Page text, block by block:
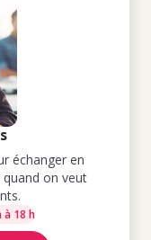
échanger en
on veut
à 18 h